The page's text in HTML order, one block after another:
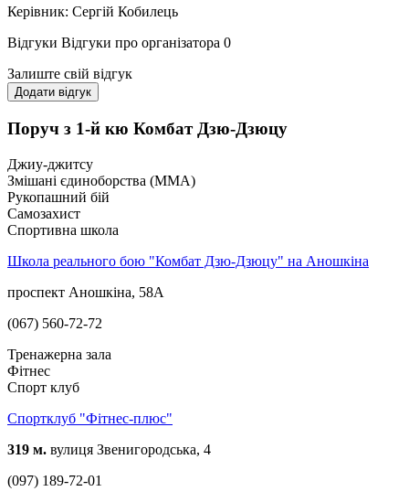
Керівник: Сергій Кобилець
Відгуки Відгуки про організатора 0
Залиште свій відгук
Додати відгук
Поруч з 1-й кю Комбат Дзю-Дзюцу
Джиу-джитсу
Змішані єдиноборства (ММА)
Рукопашний бій
Самозахист
Спортивна школа
Школа реального бою "Комбат Дзю-Дзюцу" на Аношкіна
проспект Аношкіна, 58А
(067) 560-72-72
Тренажерна зала
Фітнес
Спорт клуб
Спортклуб "Фітнес-плюс"
319 м. вулиця Звенигородська, 4
(097) 189-72-01